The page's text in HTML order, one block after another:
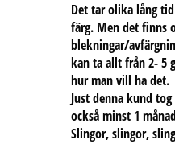
Det tar olika lång
färg. Men det finns
blekningar/
kan ta allt från 2- 5
hur man vill ha det.
Just denna kund
också minst 1
Slingor, slingor,